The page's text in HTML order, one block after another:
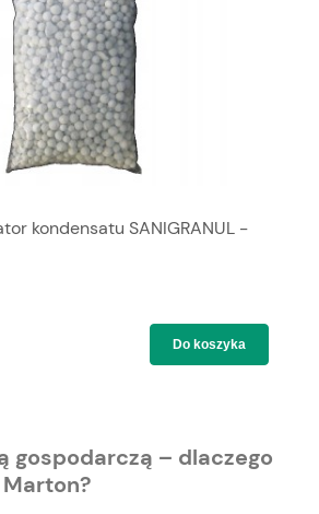
kondensatu SANIGRANUL -
Do koszyka
gospodarczą – dlaczego